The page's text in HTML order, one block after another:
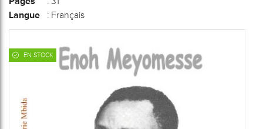
Langue : Français
EN STOCK